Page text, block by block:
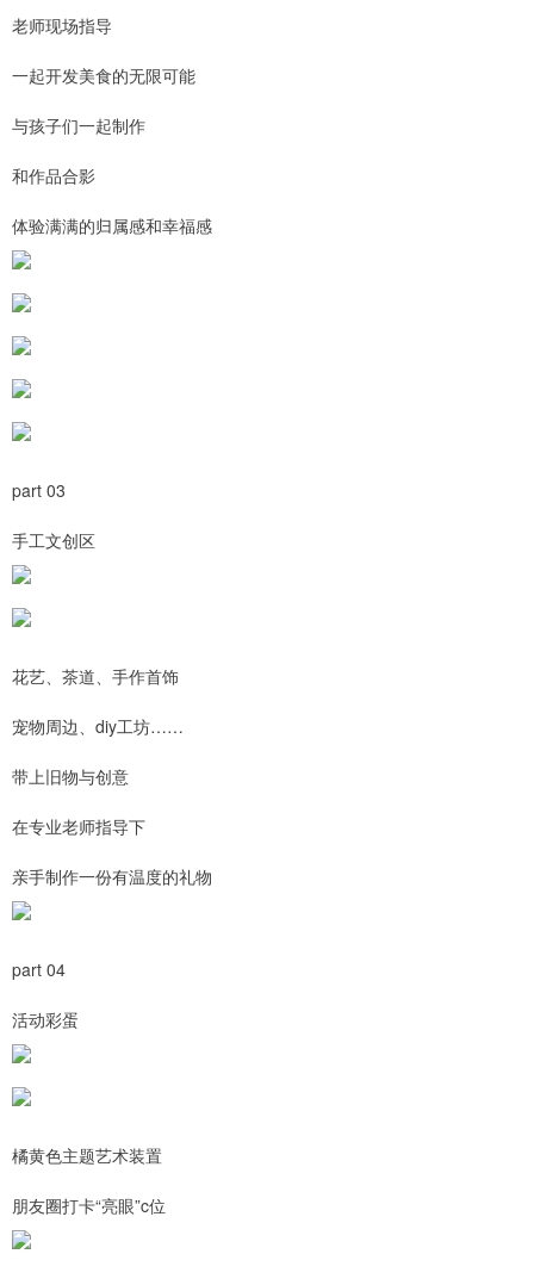
老师现场指导
一起开发美食的无限可能
与孩子们一起制作
和作品合影
体验满满的归属感和幸福感
part 03
手工文创区
花艺、茶道、手作首饰
宠物周边、diy工坊……
带上旧物与创意
在专业老师指导下
亲手制作一份有温度的礼物
part 04
活动彩蛋
橘黄色主题艺术装置
朋友圈打卡“亮眼”c位